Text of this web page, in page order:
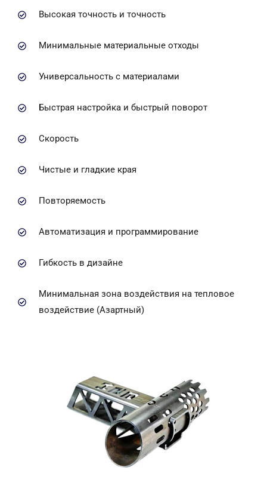
Высокая точность и точность
Минимальные материальные отходы
Универсальность с материалами
Быстрая настройка и быстрый поворот
Скорость
Чистые и гладкие края
Повторяемость
Автоматизация и программирование
Гибкость в дизайне
Минимальная зона воздействия на тепловое
воздействие (Азартный)